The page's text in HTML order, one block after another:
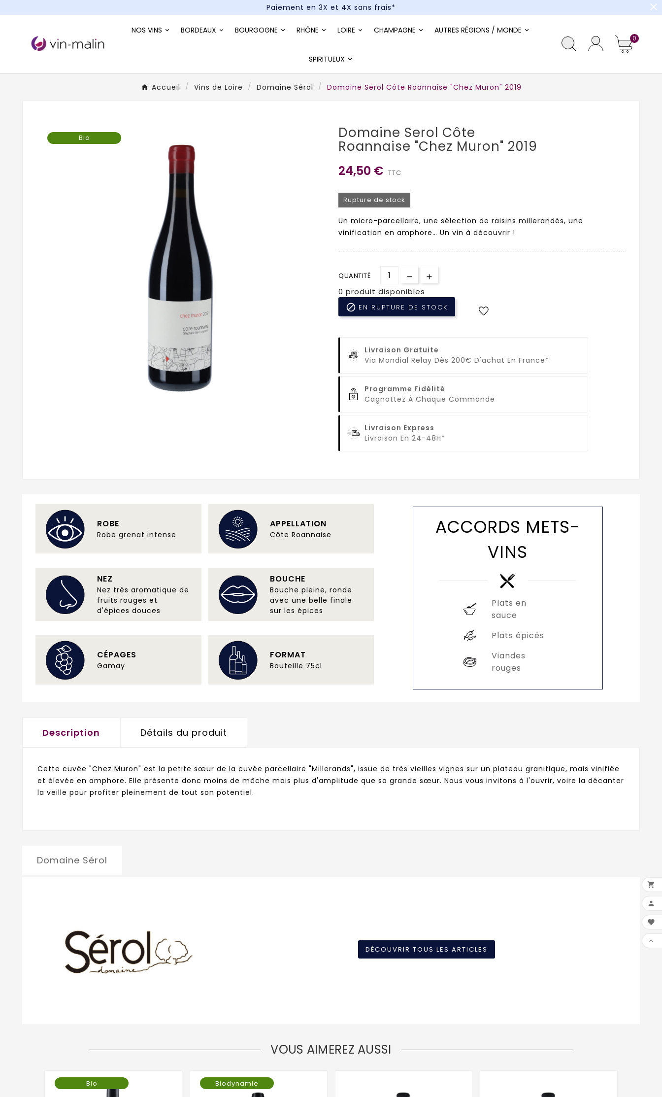
Paiement en 3X et 4X sans frais*
close
NOS VINS BORDEAUX BOURGOGNE RHÔNE LOIRE CHAMPAGNE AUTRES RÉGIONS / MONDE
SPIRITUEUX
0
Accueil Vins de Loire Domaine Sérol Domaine Serol Côte Roannaise "Chez Muron" 2019
Bio Domaine Serol Côte
Roannaise "Chez Muron" 2019
24,50 € TTC
Rupture de stock
Un micro-parcellaire, une sélection de raisins millerandés, une
vinification en amphore… Un vin à découvrir !
QUANTITÉ
0 produit disponibles
 EN RUPTURE DE STOCK
Livraison Gratuite
Via Mondial Relay Dès 200€ D'achat En France*
Programme Fidélité
Cagnottez À Chaque Commande
Livraison Express
Livraison En 24-48H*
ROBE
Robe grenat intense
APPELLATION
Côte Roannaise
NEZ
Nez très aromatique de
fruits rouges et
d'épices douces
BOUCHE
Bouche pleine, ronde
avec une belle finale
sur les épices
CÉPAGES
Gamay
FORMAT
Bouteille 75cl
ACCORDS METS-
VINS
Plats en
sauce
Plats épicés
Viandes
rouges
Description Détails du produit
Cette cuvée "Chez Muron" est la petite sœur de la cuvée parcellaire "Millerands", issue de très vieilles vignes sur un plateau granitique, mais vinifiée
et élevée en amphore. Elle présente donc moins de mâche mais plus d'amplitude que sa grande sœur. Nous vous invitons à l'ouvrir, voire la décanter
la veille pour profiter pleinement de tout son potentiel.
Domaine Sérol
DÉCOUVRIR TOUS LES ARTICLES
VOUS AIMEREZ AUSSI
Bio Biodynamie



